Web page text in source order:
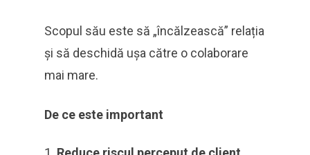
Scopul său este să „încălzească” relația
și să deschidă ușa către o colaborare
mai mare.
De ce este important